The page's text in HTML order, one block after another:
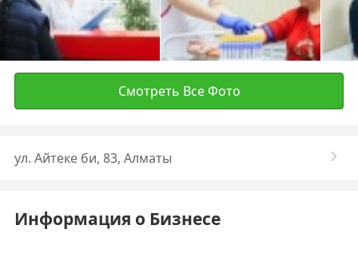
Смотреть Все Фото
ул. Айтеке би, 83, Алматы
Информация о Бизнесе